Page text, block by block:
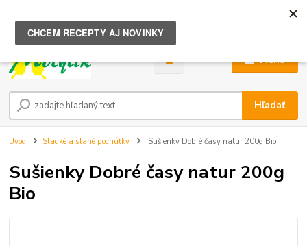
Menu
Hľadať
ks
0,00 €
Úvod Sladké a slané pochúťky Sušienky Dobré časy natur 200g Bio
Sušienky Dobré časy natur 200g
Bio